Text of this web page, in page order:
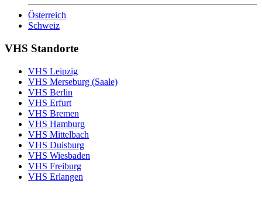
Österreich
Schweiz
VHS Standorte
VHS Leipzig
VHS Merseburg (Saale)
VHS Berlin
VHS Erfurt
VHS Bremen
VHS Hamburg
VHS Mittelbach
VHS Duisburg
VHS Wiesbaden
VHS Freiburg
VHS Erlangen